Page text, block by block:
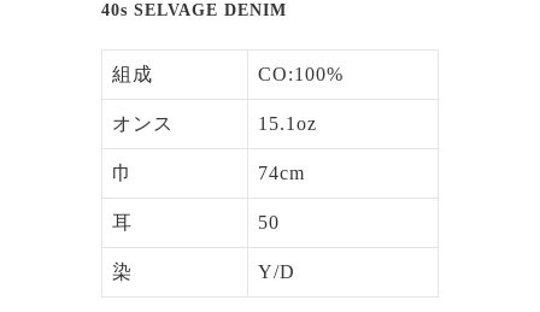
40s SELVAGE DENIM
組成 CO:100%
オンス 15.1oz
巾 74cm
耳 50
染 Y/D